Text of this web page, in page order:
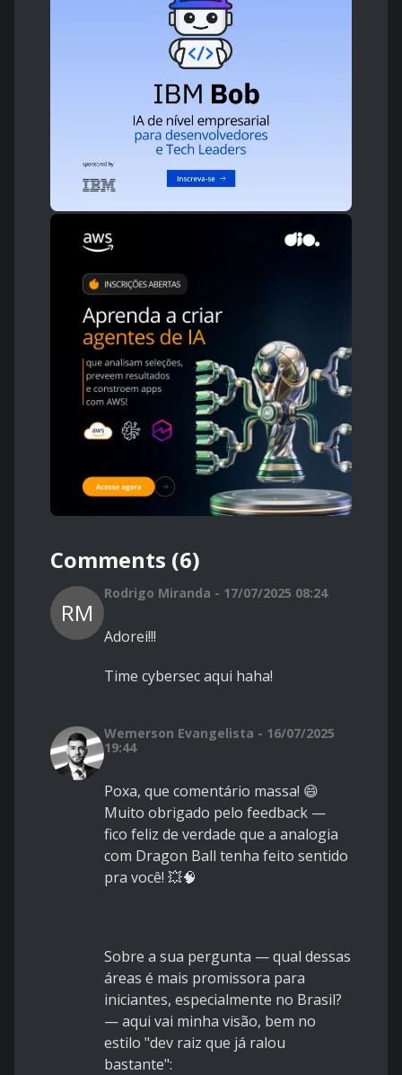
Comments (6)
RM
Rodrigo Miranda - 17/07/2025 08:24
Adorei!!!
Time cybersec aqui haha!
Wemerson Evangelista - 16/07/2025
19:44
Poxa, que comentário massa! 😄
Muito obrigado pelo feedback —
fico feliz de verdade que a analogia
com Dragon Ball tenha feito sentido
pra você! 💥🧠
Sobre a sua pergunta — qual dessas
áreas é mais promissora para
iniciantes, especialmente no Brasil?
— aqui vai minha visão, bem no
estilo "dev raiz que já ralou
bastante":